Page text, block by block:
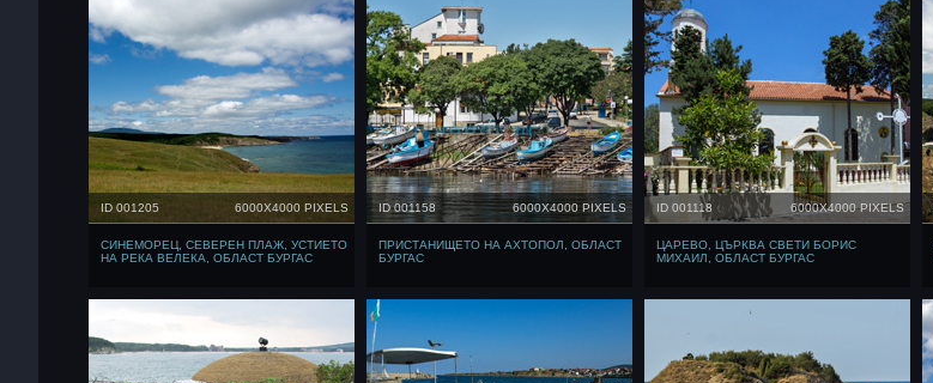
ID 001205 6000X4000 PIXELS
СИНЕМОРЕЦ, СЕВЕРЕН ПЛАЖ, УСТИЕТО
НА РЕКА ВЕЛЕКА, ОБЛАСТ БУРГАС
ID 001158 6000X4000 PIXELS
ПРИСТАНИЩЕТО НА АХТОПОЛ, ОБЛАСТ
БУРГАС
ID 001118 6000X4000 PIXELS
ЦАРЕВО, ЦЪРКВА СВЕТИ БОРИС
МИХАИЛ, ОБЛАСТ БУРГАС